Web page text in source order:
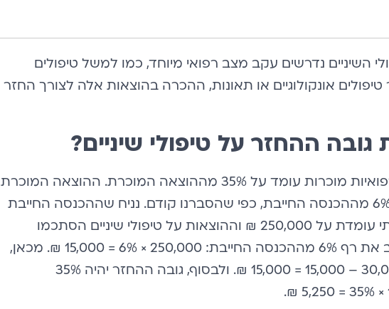
השיניים נדרשים עקב מצב רפואי מיוחד, כמו למשל טיפולים
אונקולוגיים או תאונות, ההכרה בהוצאות אלה לצורך החזר
ההחזר על טיפולי שיניים?
שיעור ההחזר על הוצאות רפואיות מוכרות עומד על 35% מההוצאה המוכרת. ההוצאה המוכרת
היא החלק שמעל לרף של 6% מההכנסה החייבת, כפי שהסברנו קודם. נניח שההכנסה החייבת
השנתית של התא המשפחתי עומדת על 250,000 ₪ וההוצאות על טיפולי שיניים הסתכמו
ב-30,000 ₪. ראשית, נחשב את רף 6% מההכנסה החייבת: 250,000 × 6% = 15,000 ₪. מכאן,
ההוצאה המוכרת תהיה 30,000 – 15,000 = 15,000 ₪. ולבסוף, גובה ההחזר יהיה 35%